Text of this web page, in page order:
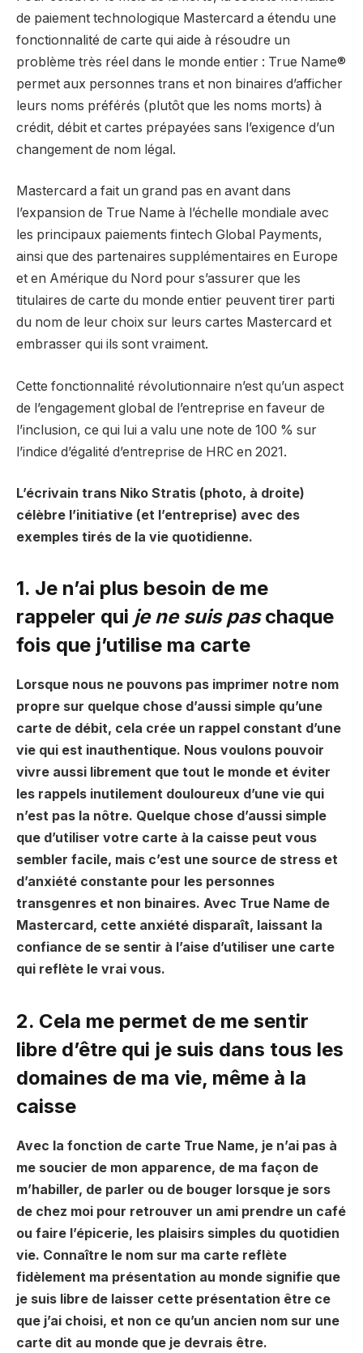
de paiement technologique Mastercard a étendu une
fonctionnalité de carte qui aide à résoudre un
problème très réel dans le monde entier : True Name®
permet aux personnes trans et non binaires d’afficher
leurs noms préférés (plutôt que les noms morts) à
crédit, débit et cartes prépayées sans l’exigence d’un
changement de nom légal.
Mastercard a fait un grand pas en avant dans
l’expansion de True Name à l’échelle mondiale avec
les principaux paiements fintech Global Payments,
ainsi que des partenaires supplémentaires en Europe
et en Amérique du Nord pour s’assurer que les
titulaires de carte du monde entier peuvent tirer parti
du nom de leur choix sur leurs cartes Mastercard et
embrasser qui ils sont vraiment.
Cette fonctionnalité révolutionnaire n’est qu’un aspect
de l’engagement global de l’entreprise en faveur de
l’inclusion, ce qui lui a valu une note de 100 % sur
l’indice d’égalité d’entreprise de HRC en 2021.
L’écrivain trans Niko Stratis (photo, à droite)
célèbre l’initiative (et l’entreprise) avec des
exemples tirés de la vie quotidienne.
1. Je n’ai plus besoin de me
rappeler qui je ne suis paschaque
fois que j’utilise ma carte
Lorsque nous ne pouvons pas imprimer notre nom
propre sur quelque chose d’aussi simple qu’une
carte de débit, cela crée un rappel constant d’une
vie qui est inauthentique. Nous voulons pouvoir
vivre aussi librement que tout le monde et éviter
les rappels inutilement douloureux d’une vie qui
n’est pas la nôtre. Quelque chose d’aussi simple
que d’utiliser votre carte à la caisse peut vous
sembler facile, mais c’est une source de stress et
d’anxiété constante pour les personnes
transgenres et non binaires. Avec True Name de
Mastercard, cette anxiété disparaît, laissant la
confiance de se sentir à l’aise d’utiliser une carte
qui reflète le vrai vous.
2. Cela me permet de me sentir
libre d’être qui je suis dans tous les
domaines de ma vie, même à la
caisse
Avec la fonction de carte True Name, je n’ai pas à
me soucier de mon apparence, de ma façon de
m’habiller, de parler ou de bouger lorsque je sors
de chez moi pour retrouver un ami prendre un café
ou faire l’épicerie, les plaisirs simples du quotidien
vie. Connaître le nom sur ma carte reflète
fidèlement ma présentation au monde signifie que
je suis libre de laisser cette présentation être ce
que j’ai choisi, et non ce qu’un ancien nom sur une
carte dit au monde que je devrais être.